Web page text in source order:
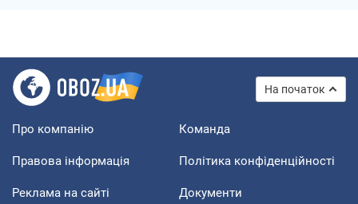
На початок
Про компанію Команда
Правова інформація Політика конфіденційності
Реклама на сайті Документи